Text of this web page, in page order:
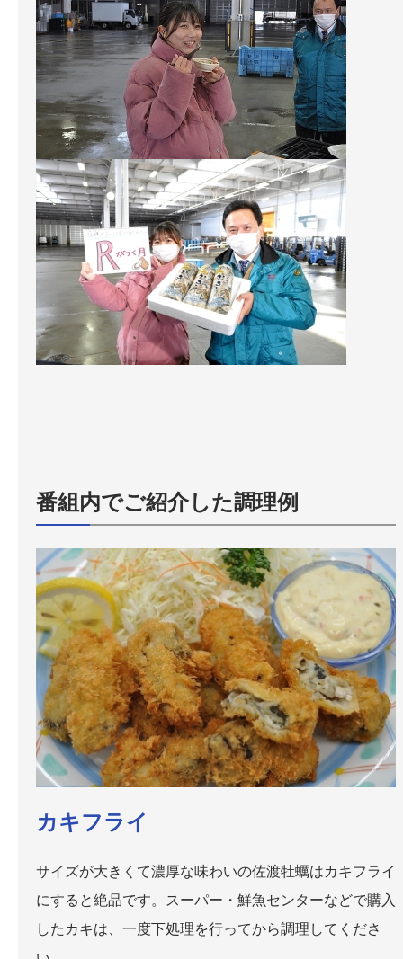
番組内でご紹介した調理例
カキフライ
サイズが大きくて濃厚な味わいの佐渡牡蠣はカキフライ
にすると絶品です。スーパー・鮮魚センターなどで購入
したカキは、一度下処理を行ってから調理してくださ